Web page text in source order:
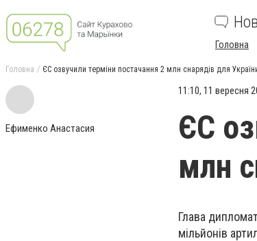
Головна
Головна ЄС озвучили терміни постачання 2 млн снарядів для
Ефименко Анастасия
11:10, 11 вересня
ЄС
млн
Глава
мільйонів